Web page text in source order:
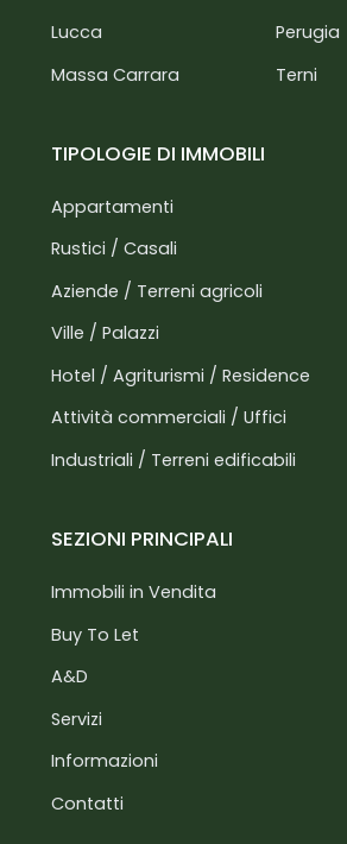
Lucca
Massa Carrara
Perugia
Terni
TIPOLOGIE DI IMMOBILI
Appartamenti
Rustici / Casali
Aziende / Terreni agricoli
Ville / Palazzi
Hotel / Agriturismi / Residence
Attività commerciali / Uffici
Industriali / Terreni edificabili
SEZIONI PRINCIPALI
Immobili in Vendita
Buy To Let
A&D
Servizi
Informazioni
Contatti